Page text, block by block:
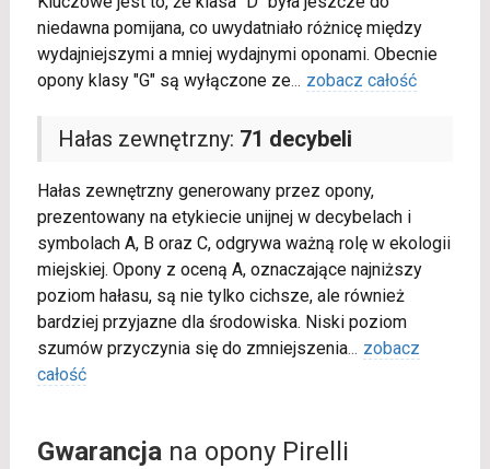
niedawna pomijana, co uwydatniało różnicę między
wydajniejszymi a mniej wydajnymi oponami. Obecnie
opony klasy "G" są wyłączone ze... zobacz całość
Hałas zewnętrzny: 71 decybeli
Hałas zewnętrzny generowany przez opony,
prezentowany na etykiecie unijnej w decybelach i
symbolach A, B oraz C, odgrywa ważną rolę w ekologii
miejskiej. Opony z oceną A, oznaczające najniższy
poziom hałasu, są nie tylko cichsze, ale również
bardziej przyjazne dla środowiska. Niski poziom
szumów przyczynia się do zmniejszenia... zobacz
całość
Gwarancjana opony Pirelli